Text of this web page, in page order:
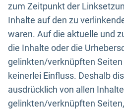
zum Zeitpunkt der
Inhalte auf den zu
waren. Auf die aktuelle und
die Inhalte oder die
gelinkten/verknüpften
keinerlei Einfluss. Deshalb
ausdrücklich von allen
gelinkten/verknüpften